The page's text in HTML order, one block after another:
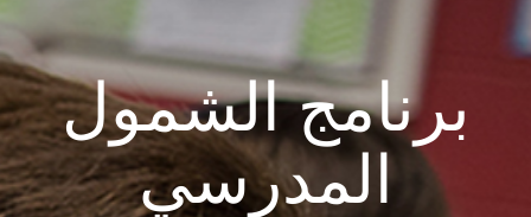
برنامج الشمول
المدرسي